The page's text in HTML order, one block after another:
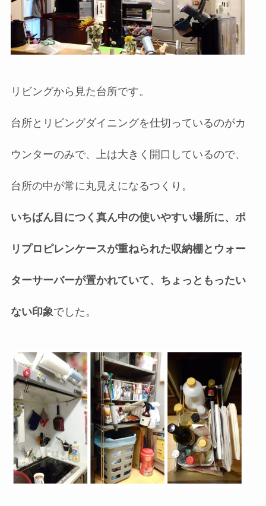
リビングから見た台所です。
台所とリビングダイニングを仕切っているのがカ
ウンターのみで、上は大きく開口しているので、
台所の中が常に丸見えになるつくり。
いちばん目につく真ん中の使いやすい場所に、ポ
リプロピレンケースが重ねられた収納棚とウォー
ターサーバーが置かれていて、ちょっともったい
ない印象でした。